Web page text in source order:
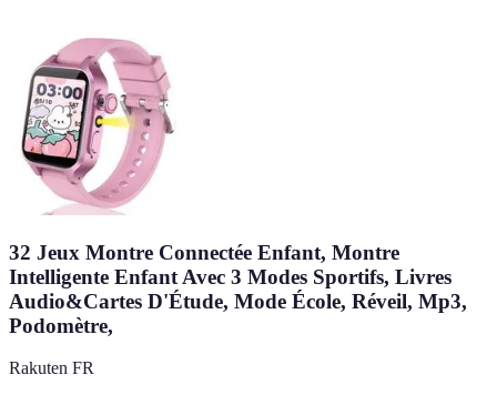
32 Jeux Montre Connectée Enfant, Montre
Intelligente Enfant Avec 3 Modes Sportifs, Livres
Audio&Cartes D'Étude, Mode École, Réveil, Mp3,
Podomètre,
Rakuten FR